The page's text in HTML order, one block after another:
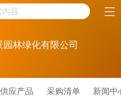
取消
林绿化有限公司
供应产品 采购清单 新闻中